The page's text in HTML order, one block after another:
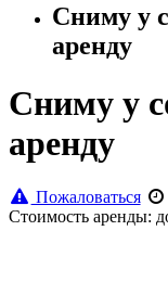
Сниму у
аренду
Сниму у
аренду
Пожаловаться
Стоимость аренды: